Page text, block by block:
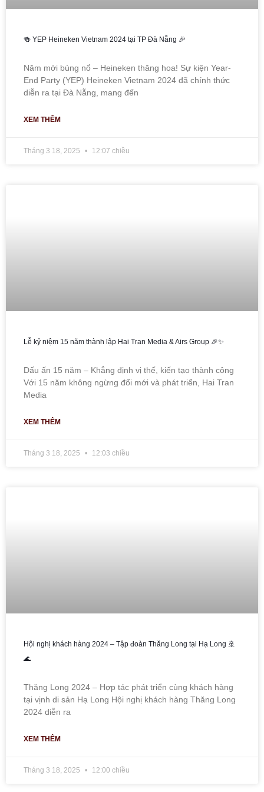
🍻 YEP Heineken Vietnam 2024 tại TP Đà Nẵng 🎉
Năm mới bùng nổ – Heineken thăng hoa! Sự kiện Year-
End Party (YEP) Heineken Vietnam 2024 đã chính thức
diễn ra tại Đà Nẵng, mang đến
XEM THÊM
Tháng 3 18, 2025 12:07 chiều
Lễ kỷ niệm 15 năm thành lập Hai Tran Media & Airs Group 🎉✨
Dấu ấn 15 năm – Khẳng định vị thế, kiến tạo thành công
Với 15 năm không ngừng đổi mới và phát triển, Hai Tran
Media
XEM THÊM
Tháng 3 18, 2025 12:03 chiều
Hội nghị khách hàng 2024 – Tập đoàn Thăng Long tại Hạ Long 🚢
🌊
Thăng Long 2024 – Hợp tác phát triển cùng khách hàng
tại vịnh di sản Hạ Long Hội nghị khách hàng Thăng Long
2024 diễn ra
XEM THÊM
Tháng 3 18, 2025 12:00 chiều